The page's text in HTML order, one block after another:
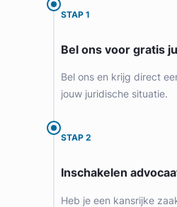
STAP 1
Bel ons voor gratis
Bel ons en krijg direct
jouw juridische situatie.
STAP 2
Inschakelen
Heb je een kansrijke